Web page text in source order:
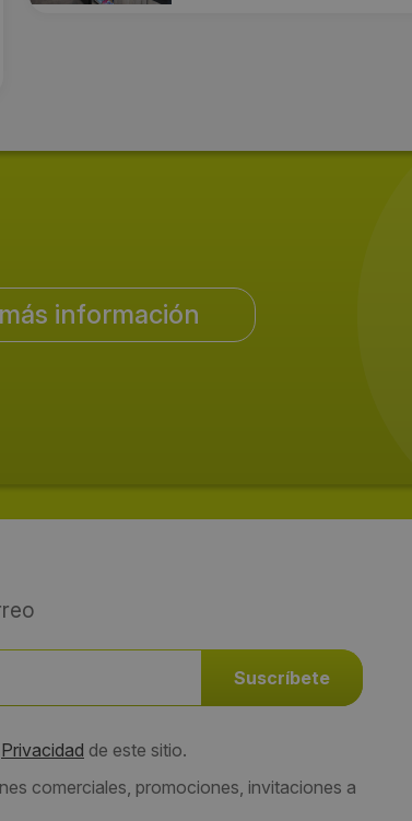
información
Privacidad de este sitio.
comerciales, promociones, invitaciones a